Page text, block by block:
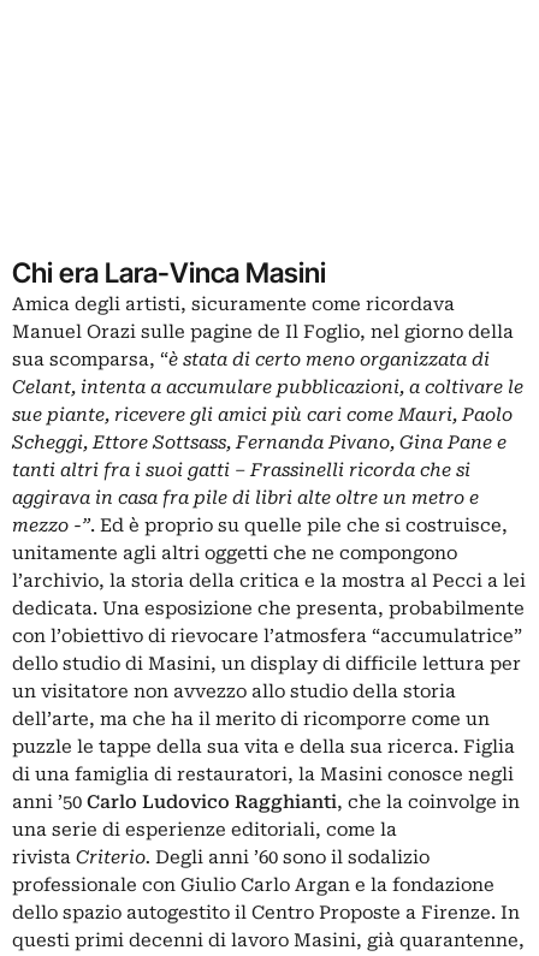
Chi era Lara-Vinca Masini
Amica degli artisti, sicuramente come ricordava
Manuel Orazi sulle pagine de Il Foglio, nel giorno della
sua scomparsa, “è stata di certo meno organizzata di
Celant, intenta a accumulare pubblicazioni, a coltivare le
sue piante, ricevere gli amici più cari come Mauri, Paolo
Scheggi, Ettore Sottsass, Fernanda Pivano, Gina Pane e
tanti altri fra i suoi gatti – Frassinelli ricorda che si
aggirava in casa fra pile di libri alte oltre un metro e
mezzo -”. Ed è proprio su quelle pile che si costruisce,
unitamente agli altri oggetti che ne compongono
l’archivio, la storia della critica e la mostra al Pecci a lei
dedicata. Una esposizione che presenta, probabilmente
con l’obiettivo di rievocare l’atmosfera “accumulatrice”
dello studio di Masini, un display di difficile lettura per
un visitatore non avvezzo allo studio della storia
dell’arte, ma che ha il merito di ricomporre come un
puzzle le tappe della sua vita e della sua ricerca. Figlia
di una famiglia di restauratori, la Masini conosce negli
anni ’50 Carlo Ludovico Ragghianti, che la coinvolge in
una serie di esperienze editoriali, come la
rivista Criterio. Degli anni ’60 sono il sodalizio
professionale con Giulio Carlo Argan e la fondazione
dello spazio autogestito il Centro Proposte a Firenze. In
questi primi decenni di lavoro Masini, già quarantenne,